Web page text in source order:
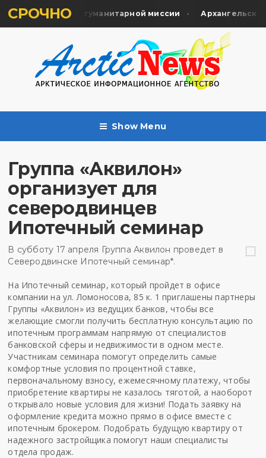
СРОЧНО
во время гуманитарной миссии Архангельск
Show Menu
Группа «Аквилон»
организует для
северодвинцев
Ипотечный семинар
В субботу 17 апреля Группа Аквилон проведет в
Северодвинске Ипотечный семинар*.
На Ипотечный семинар, который пройдет в офисе
компании на ул. Ломоносова, 85 к. 1 приглашены партнеры
Группы «Аквилон» из ведущих банков, чтобы все
желающие смогли получить бесплатную консультацию по
ипотечным программам напрямую от специалистов
банковской сферы и недвижимости в одном месте.
Участникам семинара помогут определить самые
комфортные условия по процентной ставке,
первоначальному взносу, ежемесячному платежу, чтобы
приобретение квартиры не казалось тяготой, а наоборот
открывало новые условия для жизни! Подать заявку на
оформление кредита можно прямо в офисе вместе с
ипотечным брокером. Подобрать будущую квартиру от
надежного застройщика помогут наши специалисты
отдела продаж.